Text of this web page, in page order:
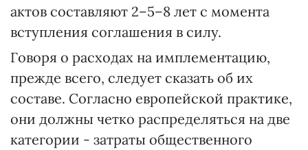
актов составляют 2–5–8 лет с момента
вступления соглашения в силу.
Говоря о расходах на имплементацию,
прежде всего, следует сказать об их
составе. Согласно европейской практике,
они должны четко распределяться на две
категории - затраты общественного